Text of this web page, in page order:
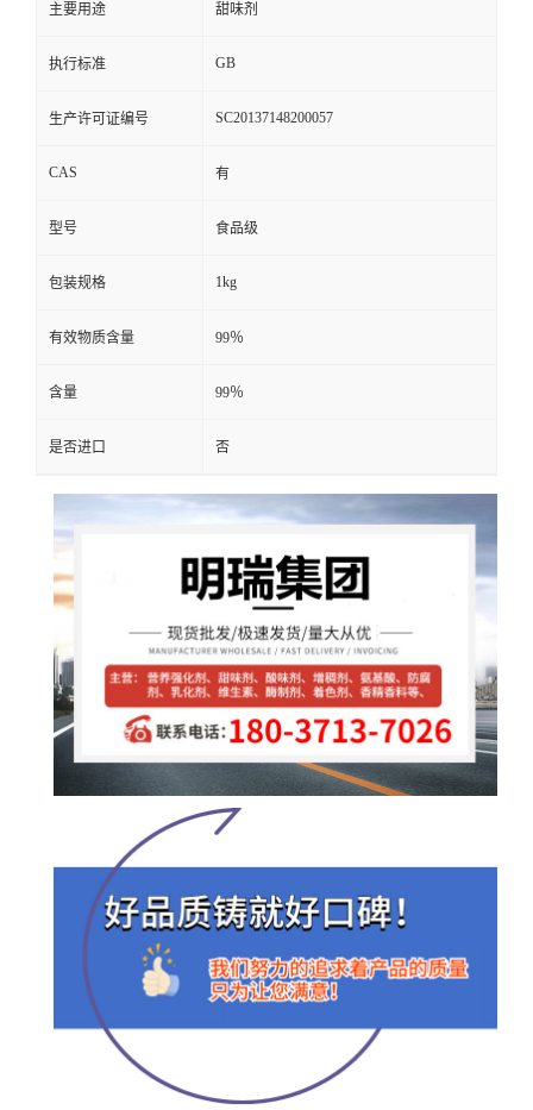
主要用途 甜味剂
执行标准 GB
生产许可证编号 SC20137148200057
CAS 有
型号 食品级
包装规格 1kg
有效物质含量 99％
含量 99％
是否进口 否